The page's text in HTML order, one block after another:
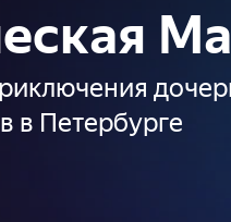
в Петербурге